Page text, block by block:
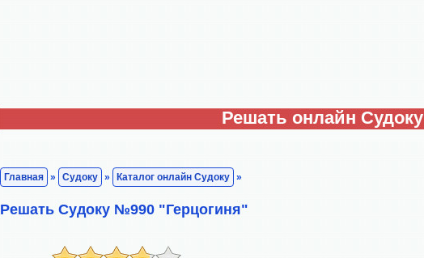
Решать онлайн Судоку
Главная » Судоку » Каталог онлайн Судоку »
Решать Судоку №990 "Герцогиня"